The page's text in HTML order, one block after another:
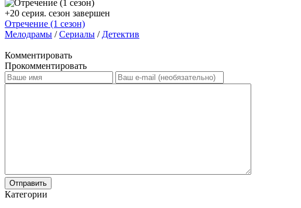
+20 серия. сезон завершен
Отречение (1 сезон)
Мелодрамы /Сериалы / Детектив
Комментировать
Прокомментировать
Отправить
Категории